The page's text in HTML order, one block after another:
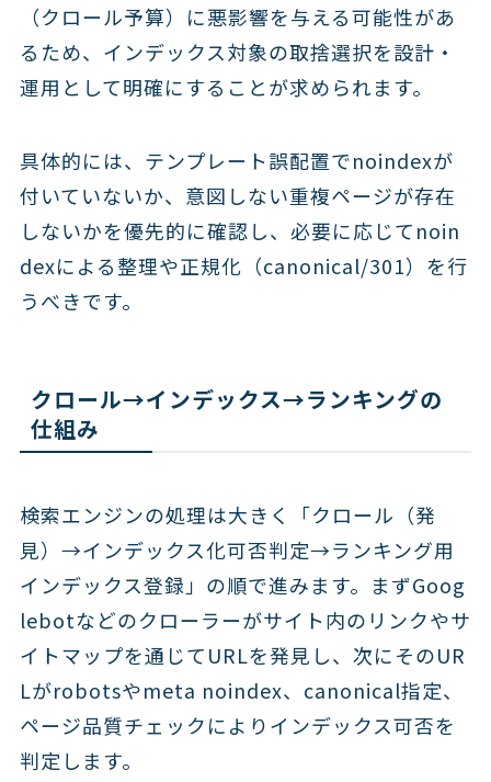
（クロール予算）に悪影響を与える可能性があ
るため、インデックス対象の取捨選択を設計・
運用として明確にすることが求められます。
具体的には、テンプレート誤配置でnoindexが
付いていないか、意図しない重複ページが存在
しないかを優先的に確認し、必要に応じてnoin
dexによる整理や正規化（canonical/301）を行
うべきです。
クロール→インデックス→ランキングの
仕組み
検索エンジンの処理は大きく「クロール（発
見）→インデックス化可否判定→ランキング用
インデックス登録」の順で進みます。まずGoog
lebotなどのクローラーがサイト内のリンクやサ
イトマップを通じてURLを発見し、次にそのUR
Lがrobotsやmeta noindex、canonical指定、
ページ品質チェックによりインデックス可否を
判定します。